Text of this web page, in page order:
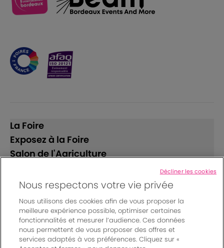
La Foire
Exposez à la Foire
Salon de l'Agriculture
Suivez-nous
Nous respectons votre vie privée
Nous utilisons des cookies afin de vous proposer la
meilleure expérience possible, optimiser certaines
fonctionnalités et mesurer l’audience. Ces données
nous permettent de vous proposer des offres et
services adaptés à vos préférences. Cliquez sur «
Décliner les cookies